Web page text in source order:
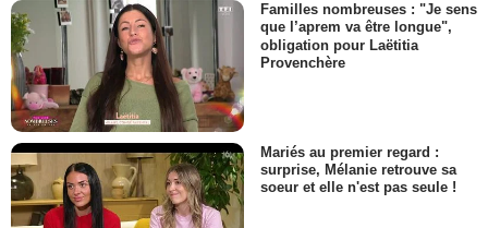
Familles nombreuses : "Je sens
que l’aprem va être longue",
obligation pour Laëtitia
Provenchère
Mariés au premier regard :
surprise, Mélanie retrouve sa
soeur et elle n'est pas seule !